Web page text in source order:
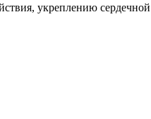
укреплению